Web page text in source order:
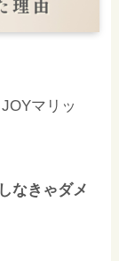
マリッ
なきゃダメ